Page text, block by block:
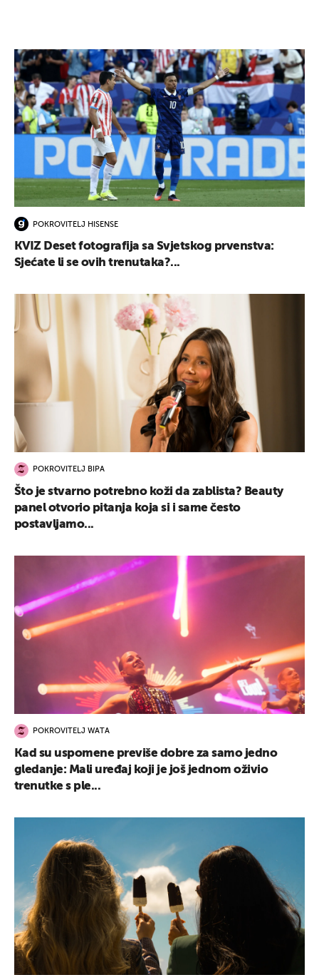
POKROVITELJ HISENSE
KVIZ Deset fotografija sa Svjetskog prvenstva:
Sjećate li se ovih trenutaka?...
POKROVITELJ BIPA
Što je stvarno potrebno koži da zablista? Beauty
panel otvorio pitanja koja si i same često
postavljamo...
POKROVITELJ WATA
Kad su uspomene previše dobre za samo jedno
gledanje: Mali uređaj koji je još jednom oživio
trenutke s ple...